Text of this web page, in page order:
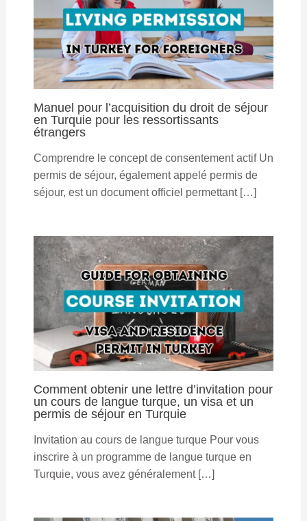
Manuel pour l’acquisition du droit de séjour
en Turquie pour les ressortissants
étrangers
Comprendre le concept de consentement actif Un
permis de séjour, également appelé permis de
séjour, est un document officiel permettant […]
Comment obtenir une lettre d’invitation pour
un cours de langue turque, un visa et un
permis de séjour en Turquie
Invitation au cours de langue turque Pour vous
inscrire à un programme de langue turque en
Turquie, vous avez généralement […]